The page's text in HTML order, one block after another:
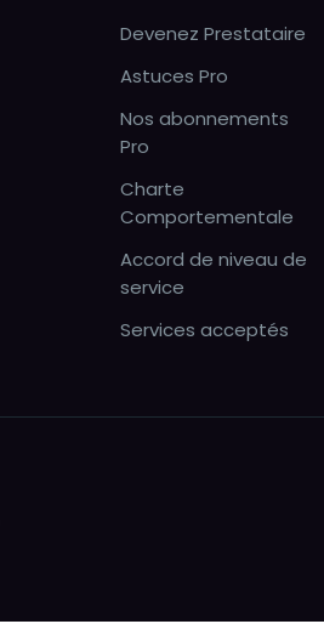
Devenez Prestataire
Astuces Pro
Nos abonnements
Pro
Charte
Comportementale
Accord de niveau de
service
Services acceptés